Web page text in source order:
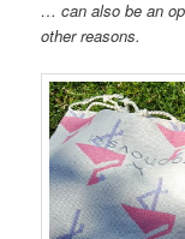
… can also be an
other reasons.